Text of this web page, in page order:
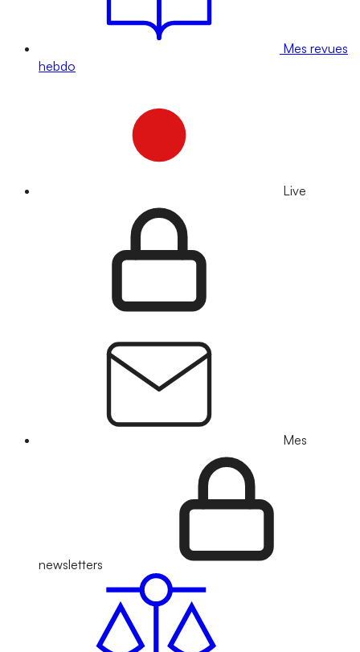
Mes revues
hebdo
Live
Mes
newsletters